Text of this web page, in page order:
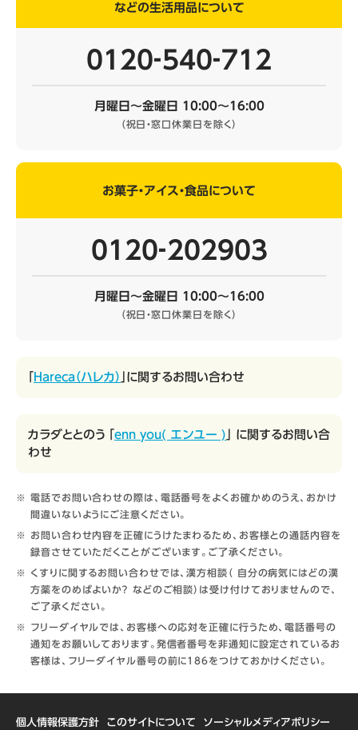
などの生活用品について
0120‐540‐712
月曜日～金曜日 10:00～16:00
（祝日・窓口休業日を除く）
お菓子・アイス・食品について
0120‐202903
月曜日～金曜日 10:00～16:00
（祝日・窓口休業日を除く）
Hareca（ハレカ） 」に関するお問い合わせ
カラダととのう 「 enn you( エンユー ) 」 に関するお問い合
わせ
電話でお問い合わせの際は、電話番号をよくお確かめのうえ、おかけ
間違いないようにご注意ください。
お問い合わせ内容を正確にうけたまわるため、お客様との通話内容を
録音させていただくことがございます。ご了承ください。
くすりに関するお問い合わせでは、漢方相談（ 自分の病気にはどの漢
方薬をのめばよいか？ などのご相談）は受け付けておりませんので、
ご了承ください。
フリーダイヤルでは、お客様への応対を正確に行うため、電話番号の
通知をお願いしております。発信者番号を非通知に設定されているお
客様は、フリーダイヤル番号の前に186をつけておかけください。
個人情報保護方針 このサイトについて ソーシャルメディアポリシー